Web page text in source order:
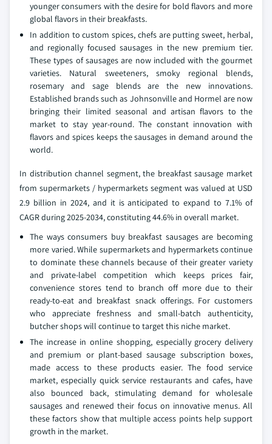
younger consumers with the desire for bold flavors and more
global flavors in their breakfasts.
In addition to custom spices, chefs are putting sweet, herbal,
and regionally focused sausages in the new premium tier.
These types of sausages are now included with the gourmet
varieties. Natural sweeteners, smoky regional blends,
rosemary and sage blends are the new innovations.
Established brands such as Johnsonville and Hormel are now
bringing their limited seasonal and artisan flavors to the
market to stay year-round. The constant innovation with
flavors and spices keeps the sausages in demand around the
world.
In distribution channel segment, the breakfast sausage market
from supermarkets / hypermarkets segment was valued at USD
2.9 billion in 2024, and it is anticipated to expand to 7.1% of
CAGR during 2025-2034, constituting 44.6% in overall market.
The ways consumers buy breakfast sausages are becoming
more varied. While supermarkets and hypermarkets continue
to dominate these channels because of their greater variety
and private-label competition which keeps prices fair,
convenience stores tend to branch off more due to their
ready-to-eat and breakfast snack offerings. For customers
who appreciate freshness and small-batch authenticity,
butcher shops will continue to target this niche market.
The increase in online shopping, especially grocery delivery
and premium or plant-based sausage subscription boxes,
made access to these products easier. The food service
market, especially quick service restaurants and cafes, have
also bounced back, stimulating demand for wholesale
sausages and renewed their focus on innovative menus. All
these factors show that multiple access points help support
growth in the market.